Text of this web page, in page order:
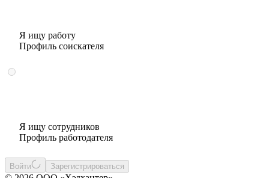
Я ищу работу
Профиль соискателя
Я ищу сотрудников
Профиль работодателя
Войти Зарегистрироваться